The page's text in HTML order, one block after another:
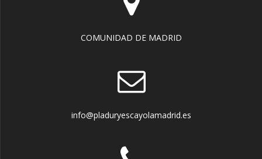
COMUNIDAD DE MADRID
info@pladuryescayolamadrid.es